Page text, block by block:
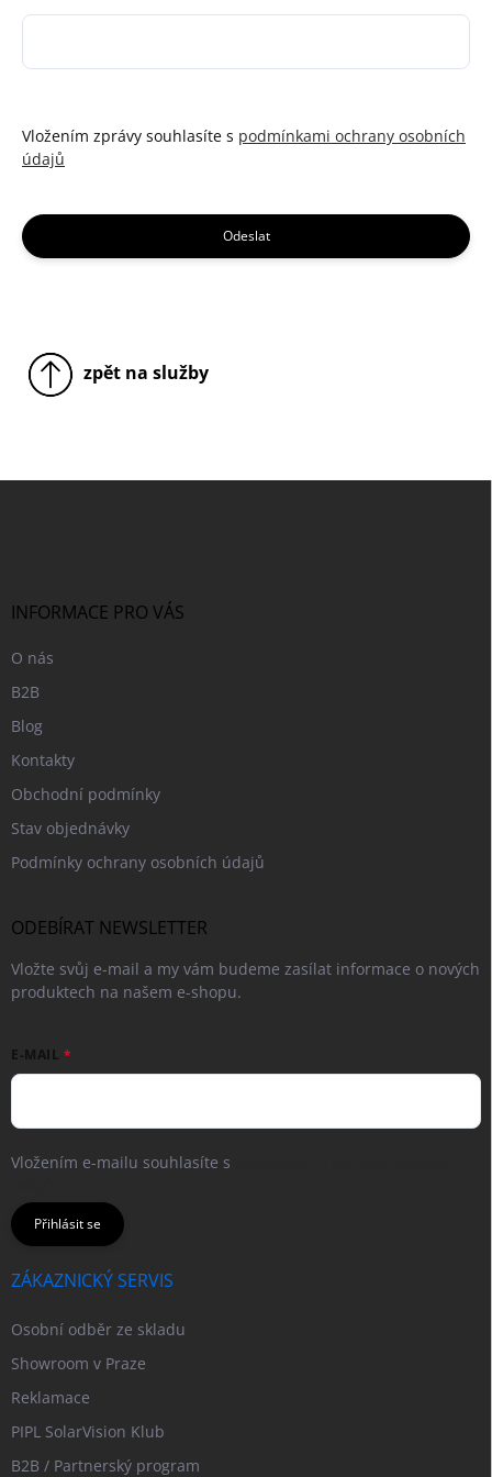
Vložením zprávy souhlasíte s podmínkami ochrany osobních
údajů
Odeslat
zpět na služby
INFORMACE PRO VÁS
O nás
B2B
Blog
Kontakty
Obchodní podmínky
Stav objednávky
Podmínky ochrany osobních údajů
ODEBÍRAT NEWSLETTER
Vložte svůj e-mail a my vám budeme zasílat informace o nových
produktech na našem e-shopu.
E-MAIL
Vložením e-mailu souhlasíte s
Přihlásit se
ZÁKAZNICKÝ SERVIS
Osobní odběr ze skladu
Showroom v Praze
Reklamace
PIPL SolarVision Klub
B2B / Partnerský program